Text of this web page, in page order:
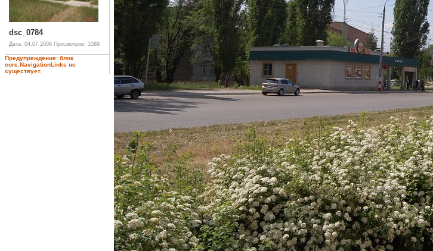
dsc_0784
Дата: 04.07.2008 Просмотров: 1089
Предупреждение: блок
core.NavigationLinks не
существует.